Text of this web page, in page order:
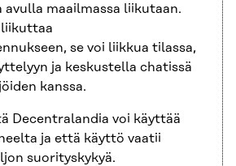
avulla maailmassa liikutaan.
liikuttaa
se voi liikkua tilassa,
ja keskustella chatissä
kanssa.
Decentralandia voi käyttää
ja että käyttö vaatii
suorityskykyä.